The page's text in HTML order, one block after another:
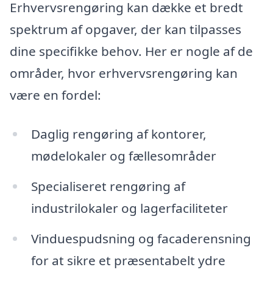
Erhvervsrengøring kan dække et bredt
spektrum af opgaver, der kan tilpasses
dine specifikke behov. Her er nogle af de
områder, hvor erhvervsrengøring kan
være en fordel:
Daglig rengøring af kontorer,
mødelokaler og fællesområder
Specialiseret rengøring af
industrilokaler og lagerfaciliteter
Vinduespudsning og facaderensning
for at sikre et præsentabelt ydre